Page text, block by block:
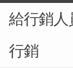
給行銷人
行銷